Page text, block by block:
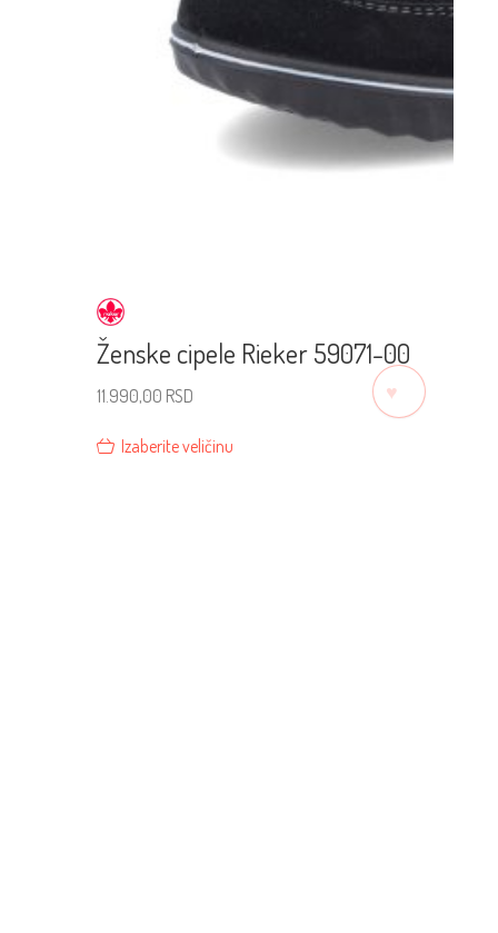
Ženske cipele Rieker 59071-00
11.990,00 RSD
Izaberite veličinu